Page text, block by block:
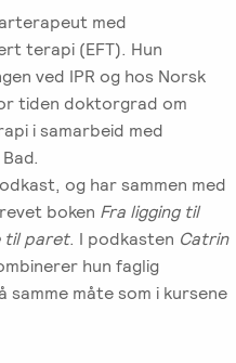
med
terapi (EFT). Hun
ved IPR og hos Norsk
tiden doktorgrad om
i samarbeid med
og har sammen med
boken Fra ligging til
til paret. I podkasten Catrin
hun faglig
måte som i kursene